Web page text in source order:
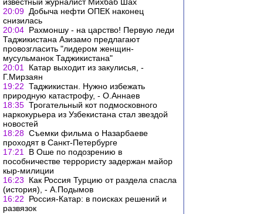
20:09 Добыча нефти ОПЕК наконец
снизилась
20:04 Рахмоншу - на царство! Первую леди
Таджикистана Азизамо предлагают
провозгласить "лидером женщин-
мусульманок Таджикистана"
20:01
Катар выходит из закулисья, -
Г.Мирзаян
19:22 Таджикистан. Нужно избежать
природную катастрофу, - О.Аннаев
18:35 Трогательный кот подмосковного
наркокурьера из Узбекистана стал звездой
новостей
18:28 Съемки фильма о Назарбаеве
проходят в Санкт-Петербурге
17:21
В Оше по подозрению в
пособничестве террористу задержан майор
кыр-милиции
16:23
Как Россия Турцию от раздела спасла
(история), - А.Подымов
16:22
Россия-Катар: в поисках решений и
развязок